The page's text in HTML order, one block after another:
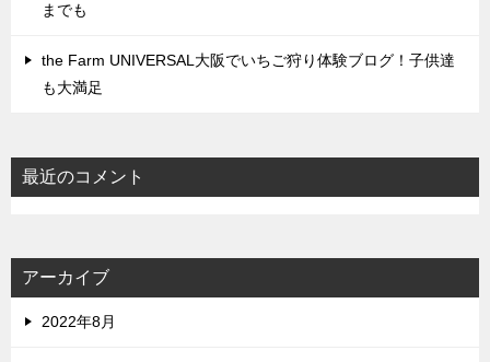
までも
the Farm UNIVERSAL大阪でいちご狩り体験ブログ！子供達
も大満足
最近のコメント
アーカイブ
2022年8月